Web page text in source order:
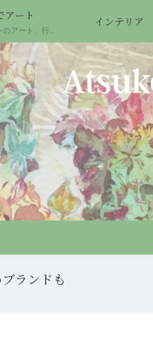
アート インテリア
ランドも